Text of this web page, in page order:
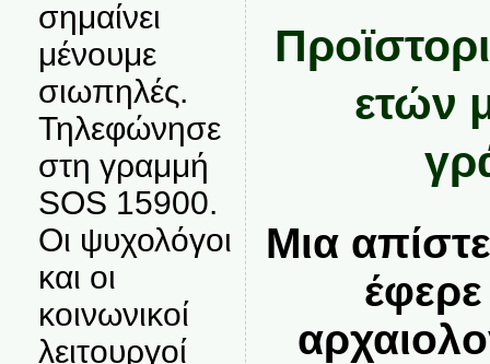
σημαίνει
μένουμε
σιωπηλές.
Τηλεφώνησε
στη γραμμή
SOS 15900.
Οι ψυχολόγοι
και οι
κοινωνικοί
λειτουργοί
ετών
Μια